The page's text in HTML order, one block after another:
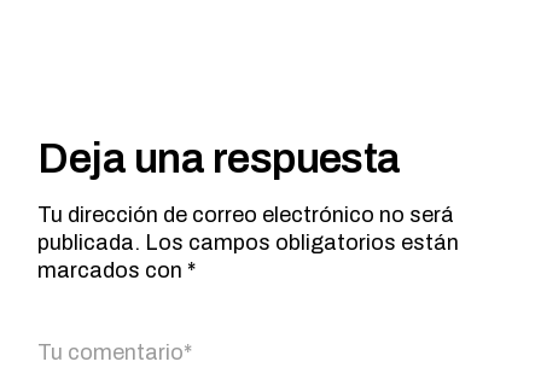
Deja una respuesta
Tu dirección de correo electrónico no será
publicada. Los campos obligatorios están
marcados con *